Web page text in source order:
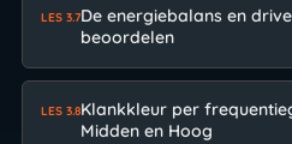
LES 3.7De energiebalans en
beoordelen
LES 3.8Klankkleur per
Midden en Hoog